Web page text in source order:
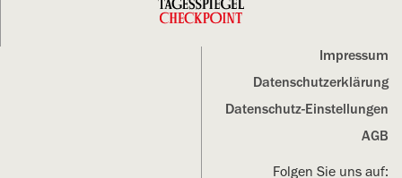
Impressum
Datenschutz­erklärung
Datenschutz-Einstellungen
AGB
Folgen Sie uns auf: